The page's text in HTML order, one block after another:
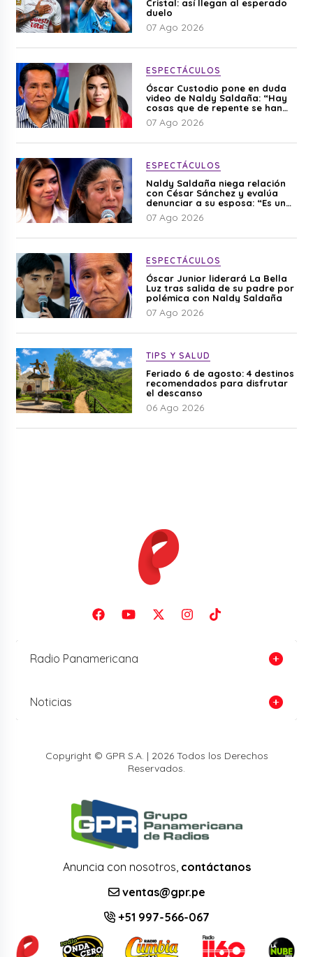
Cristal: así llegan al esperado
duelo
07 Ago 2026
ESPECTÁCULOS
Óscar Custodio pone en duda
video de Naldy Saldaña: “Hay
cosas que de repente se han
editado”
07 Ago 2026
ESPECTÁCULOS
Naldy Saldaña niega relación
con César Sánchez y evalúa
denunciar a su esposa: “Es una
difamación”
07 Ago 2026
ESPECTÁCULOS
Óscar Junior liderará La Bella
Luz tras salida de su padre por
polémica con Naldy Saldaña
07 Ago 2026
TIPS Y SALUD
Feriado 6 de agosto: 4 destinos
recomendados para disfrutar
el descanso
06 Ago 2026
Radio Panamericana
Noticias
Copyright © GPR S.A. | 2026 Todos los Derechos
Reservados.
Anuncia con nosotros, contáctanos
ventas@gpr.pe
+51 997-566-067